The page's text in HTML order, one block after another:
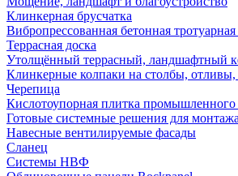
Клинкерная брусчатка
Вибропрессованная бетонная
Террасная доска
Утолщённый террасный, ландшафтный
Клинкерные колпаки на столбы, отливы,
Черепица
Кислотоупорная плитка промышленного
Готовые системные решения для монтажа
Навесные вентилируемые фасады
Сланец
Системы НВФ